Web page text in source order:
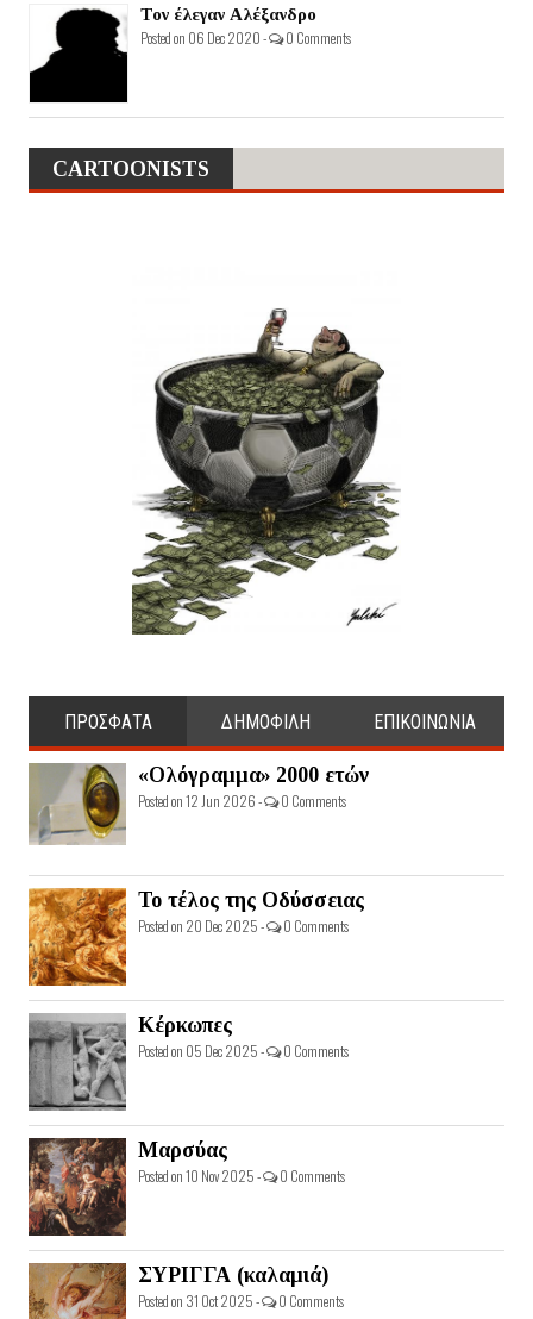
Τον έλεγαν Αλέξανδρο
Posted on 06 Dec 2020 - 0 Comments
CARTOONISTS
ΠΡΟΣΦΑΤΑ ΔΗΜΟΦΙΛΗ ΕΠΙΚΟΙΝΩΝΙΑ
«Ολόγραμμα» 2000 ετών
Posted on 12 Jun 2026 - 0 Comments
Το τέλος της Οδύσσειας
Posted on 20 Dec 2025 - 0 Comments
Κέρκωπες
Posted on 05 Dec 2025 - 0 Comments
Μαρσύας
Posted on 10 Nov 2025 - 0 Comments
ΣΥΡΙΓΓΑ (καλαμιά)
Posted on 31 Oct 2025 - 0 Comments